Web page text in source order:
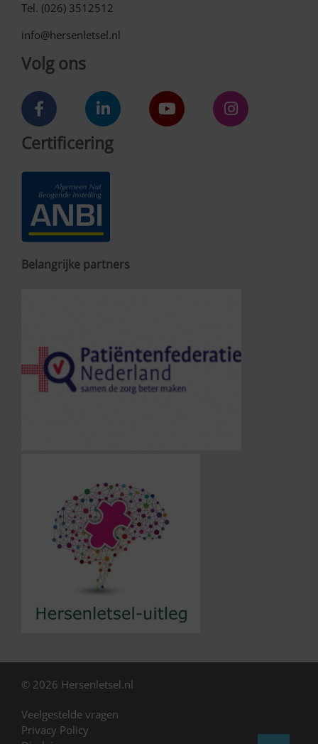
Tel. (026) 3512512
info@hersenletsel.nl
Volg ons
Certificering
Belangrijke partners
© 2026 Hersenletsel.nl
Veelgestelde vragen
Privacy Policy